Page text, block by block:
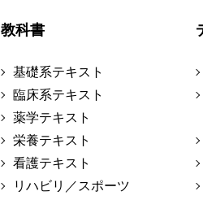
教科書
基礎系テキスト
臨床系テキスト
薬学テキスト
栄養テキスト
看護テキスト
リハビリ／スポーツ